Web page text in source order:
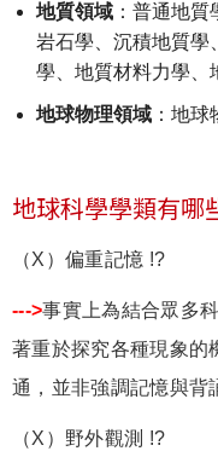
地質領域 ：普通地
岩石學、沉積地質學
學、地質材料力學、
地球物理領域 ：地
地球科學學類有哪
（X）偏重記憶 !?
--->事實上為結合眾多
著重於探究各種現象的
通，並非強調記憶與背
（X）野外觀測 !?